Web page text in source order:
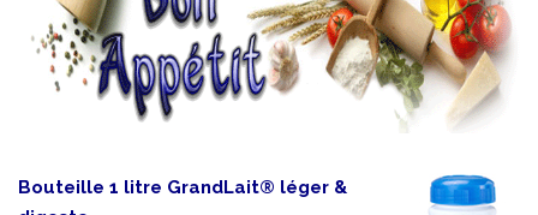
Bouteille 1 litre GrandLait® léger &